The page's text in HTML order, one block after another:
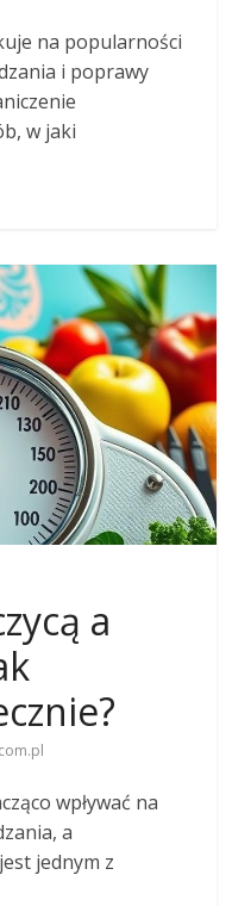
na popularności
i poprawy
w jaki
a
wpływać na
a
jednym z